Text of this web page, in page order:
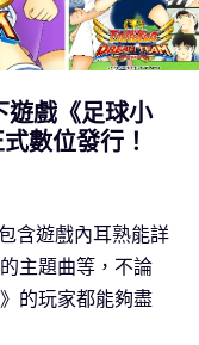
遊戲《足球小
數位發行！
含遊戲內耳熟能詳
主題曲等，不論
的玩家都能夠盡